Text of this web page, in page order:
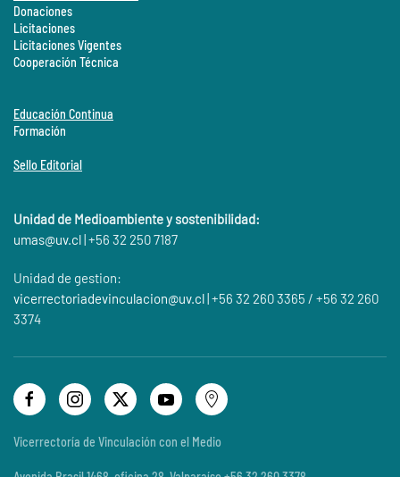
Donaciones
Licitaciones
Licitaciones Vigentes
Cooperación Técnica
Educación Continua
Formación
Sello Editorial
Unidad de Medioambiente y sostenibilidad:
umas@uv.cl| +56 32 250 7187
Unidad de gestion:
vicerrectoriadevinculacion@uv.cl| +56 32 260 3365 / +56 32 260
3374
Vicerrectoría de Vinculación con el Medio